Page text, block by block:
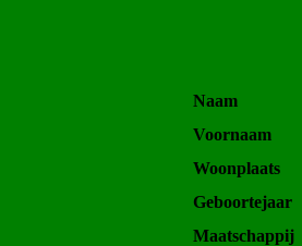
Naam
Voornaam
Woonplaats
Geboortejaar
Maatschappij